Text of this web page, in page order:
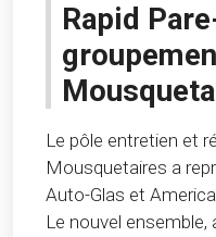
Rapid
Le pôle entretien et
Mousquetaires a
Auto-Glas et
Le nouvel